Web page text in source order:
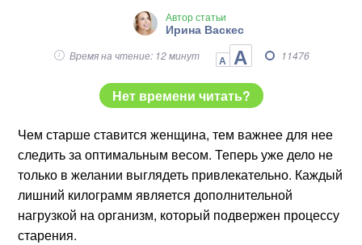
Автор статьи
Ирина Васкес
Время на чтение: 12 минут А А 11476
Нет времени читать?
Чем старше ставится женщина, тем важнее для нее
следить за оптимальным весом. Теперь уже дело не
только в желании выглядеть привлекательно. Каждый
лишний килограмм является дополнительной
нагрузкой на организм, который подвержен процессу
старения.